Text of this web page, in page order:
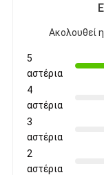
Ακολουθεί
5
αστέρια
4
αστέρια
3
αστέρια
2
αστέρια